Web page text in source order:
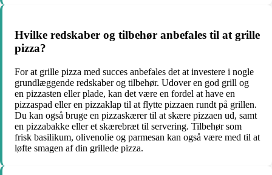
Hvilke redskaber og tilbehør anbefales til at grille
pizza?
For at grille pizza med succes anbefales det at investere i nogle
grundlæggende redskaber og tilbehør. Udover en god grill og
en pizzasten eller plade, kan det være en fordel at have en
pizzaspad eller en pizzaklap til at flytte pizzaen rundt på grillen.
Du kan også bruge en pizzaskærer til at skære pizzaen ud, samt
en pizzabakke eller et skærebræt til servering. Tilbehør som
frisk basilikum, olivenolie og parmesan kan også være med til at
løfte smagen af din grillede pizza.